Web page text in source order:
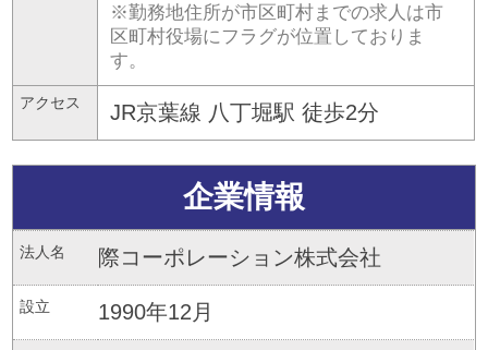
※勤務地住所が市区町村までの求人は市
区町村役場にフラグが位置しておりま
す。
アクセス JR京葉線 八丁堀駅 徒歩2分
企業情報
法人名 際コーポレーション株式会社
設立 1990年12月